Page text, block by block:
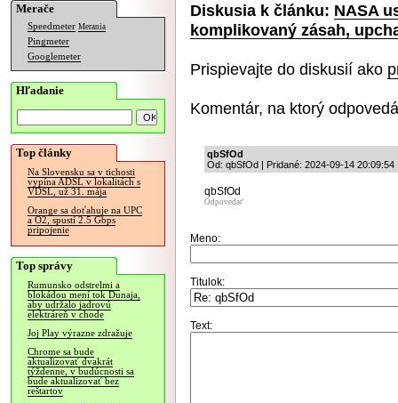
Merače
Speedmeter Merania
Pingmeter
Googlemeter
Hľadanie
Top články
Na Slovensku sa v tichosti
vypína ADSL v lokalitách s
VDSL, už 31. mája
Orange sa doťahuje na UPC
a O2, spustí 2.5 Gbps
pripojenie
Top správy
Rumunsko odstrelmi a
blokádou mení tok Dunaja,
aby udržalo jadrovú
elektráreň v chode
Joj Play výrazne zdražuje
Chrome sa bude
aktualizovať dvakrát
týždenne, v budúcnosti sa
bude aktualizovať bez
reštartov
Diskusia k článku: NASA
komplikovaný zásah,
Prispievajte do diskusií ako
Komentár, na ktorý
qbSfOd
Od: qbSfOd | Pridané: 2024-09-14 20:09:54
qbSfOd
Odpovedať
Meno:
Titulok:
Text: